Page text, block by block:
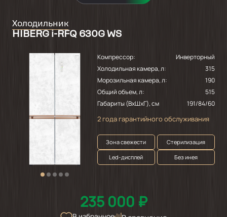
Холодильник
HIBERG i-RFQ 630G WS
Компрессор:
Инверторный
Холодильная камера, л:
315
Морозильная камера, л:
190
Общий объем, л:
515
Габариты (ВхШхГ), см
191/84/60
2 года гарантийного обслуживания
Зона свежести
Стерилизация
Led-дисплей
Без инея
235 000 ₽